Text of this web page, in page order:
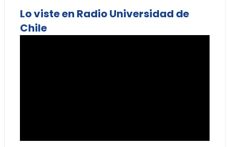
Lo viste en Radio Universidad de
Chile